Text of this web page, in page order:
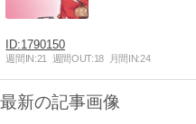
1790150
週間IN:21 週間OUT:18 月間IN:24
最新の記事画像